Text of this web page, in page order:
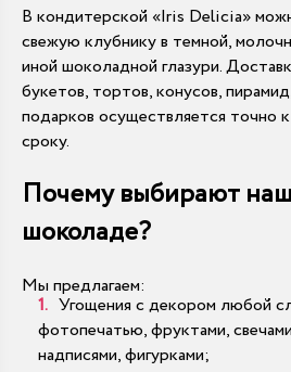
В кондитерской «Iris Delicia»
свежую клубнику в темной,
иной шоколадной глазури.
букетов, тортов, конусов,
подарков осуществляется точно
сроку.
Почему выбирают
шоколаде?
Мы предлагаем:
Угощения с декором любой
фотопечатью, фруктами,
надписями, фигурками;